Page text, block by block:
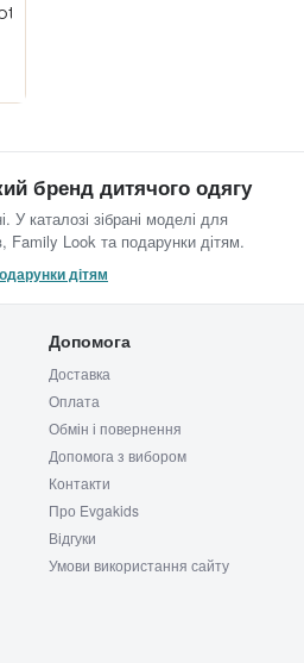
today
бренд дитячого одягу
У каталозі зібрані моделі для
Family Look та подарунки дітям.
дітям
Допомога
Доставка
Оплата
Обмін і повернення
Допомога з вибором
Контакти
Про Evgakids
Відгуки
Умови використання сайту